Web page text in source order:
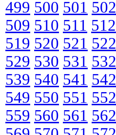
499 500 501 502
509 510 511 512
519 520 521 522
529 530 531 532
539 540 541 542
549 550 551 552
559 560 561 562